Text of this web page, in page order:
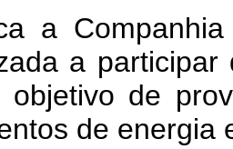
a
a
de
de energia